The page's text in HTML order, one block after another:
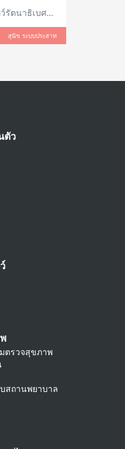
สาขาใหญ่ ราชพฤกษ์
สุนัข ระบบประสาท
ตัว
ตรวจสุขภาพ
สถานพยาบาล